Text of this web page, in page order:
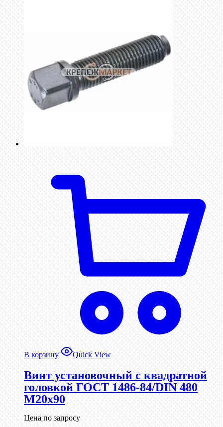
В корзину Quick View
Винт установочный с квадратной
головкой ГОСТ 1486-84/DIN 480
М20х90
Цена по запросу